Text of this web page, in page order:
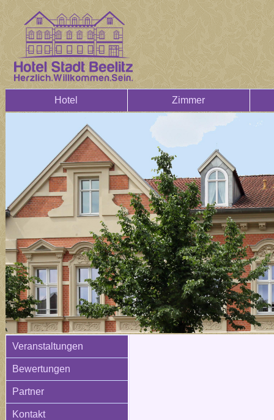
Hotel Zimmer
Veranstaltungen
Bewertungen
Partner
Kontakt